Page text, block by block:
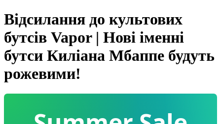
Відсилання до культових
бутсів Vapor | Нові іменні
бутси Киліана Мбаппе будуть
рожевими!